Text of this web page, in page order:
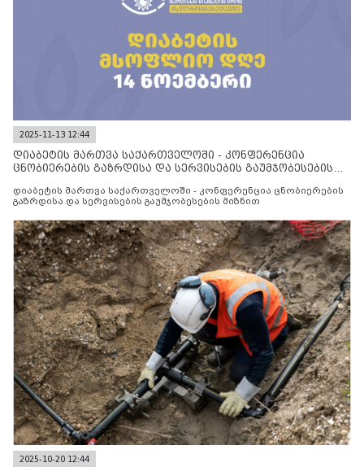
2025-11-13 12:44
დიაბეტის მართვა საქართველოში - კონფერენცია
ცნობიერების გაზრდისა და სერვისების გაუმჯობესების
დიაბეტის მართვა საქართველოში - კონფერენცია ცნობიერების
გაზრდისა და სერვისების გაუმჯობესების მიზნით
2025-10-20 12:44